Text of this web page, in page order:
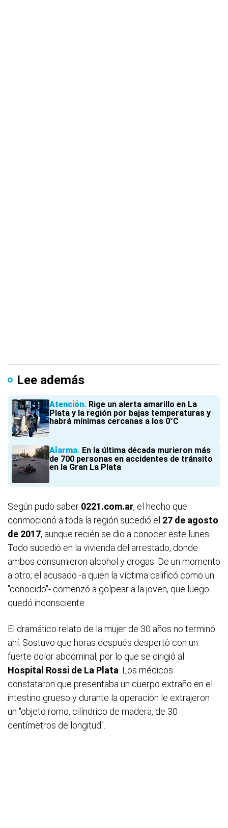
Lee además
Atención Rige un alerta amarillo en La
Plata y la región por bajas temperaturas y
habrá mínimas cercanas a los 0°C
Alarma En la última década murieron más
de 700 personas en accidentes de tránsito
en la Gran La Plata
Según pudo saber 0221.com.ar, el hecho que
conmocionó a toda la región sucedió el 27 de agosto
de 2017, aunque recién se dio a conocer este lunes.
Todo sucedió en la vivienda del arrestado, donde
ambos consumieron alcohol y drogas. De un momento
a otro, el acusado -a quien la víctima calificó como un
"conocido"- comenzó a golpear a la joven, que luego
quedó inconsciente.
El dramático relato de la mujer de 30 años no terminó
ahí. Sostuvo que horas después despertó con un
fuerte dolor abdominal, por lo que se dirigió al
Hospital Rossi de La Plata . Los médicos
constataron que presentaba un cuerpo extraño en el
intestino grueso y durante la operación le extrajeron
un "objeto romo, cilíndrico de madera, de 30
centímetros de longitud".